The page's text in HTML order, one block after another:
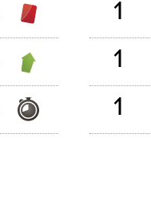
1
1
1